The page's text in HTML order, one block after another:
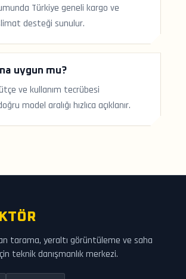
Türkiye geneli kargo ve
desteği sunulur.
uygun mu?
ve kullanım tecrübesi
model aralığı hızlıca açıklanır.
tarama, yeraltı görüntüleme ve saha
teknik danışmanlık merkezi.